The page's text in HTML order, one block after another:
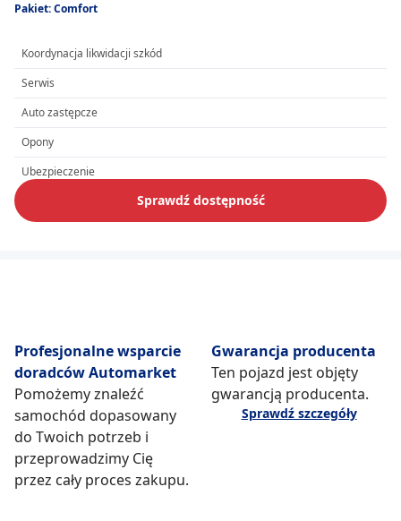
Pakiet: Comfort
Koordynacja likwidacji szkód
Serwis
Auto zastępcze
Opony
Ubezpieczenie
Sprawdź dostępność
Profesjonalne wsparcie
doradców Automarket
Pomożemy znaleźć
samochód dopasowany
do Twoich potrzeb i
przeprowadzimy Cię
przez cały proces zakupu.
Gwarancja producenta
Ten pojazd jest objęty
gwarancją producenta.
Sprawdź szczegóły